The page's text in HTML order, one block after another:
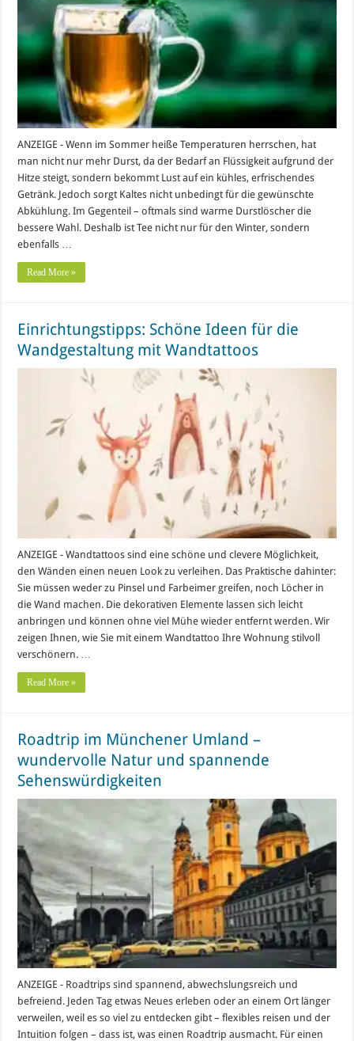
ANZEIGE - Wenn im Sommer heiße Temperaturen herrschen, hat
man nicht nur mehr Durst, da der Bedarf an Flüssigkeit aufgrund der
Hitze steigt, sondern bekommt Lust auf ein kühles, erfrischendes
Getränk. Jedoch sorgt Kaltes nicht unbedingt für die gewünschte
Abkühlung. Im Gegenteil – oftmals sind warme Durstlöscher die
bessere Wahl. Deshalb ist Tee nicht nur für den Winter, sondern
ebenfalls …
Read More »
Einrichtungstipps: Schöne Ideen für die
Wandgestaltung mit Wandtattoos
ANZEIGE - Wandtattoos sind eine schöne und clevere Möglichkeit,
den Wänden einen neuen Look zu verleihen. Das Praktische dahinter:
Sie müssen weder zu Pinsel und Farbeimer greifen, noch Löcher in
die Wand machen. Die dekorativen Elemente lassen sich leicht
anbringen und können ohne viel Mühe wieder entfernt werden. Wir
zeigen Ihnen, wie Sie mit einem Wandtattoo Ihre Wohnung stilvoll
verschönern. …
Read More »
Roadtrip im Münchener Umland –
wundervolle Natur und spannende
Sehenswürdigkeiten
ANZEIGE - Roadtrips sind spannend, abwechslungsreich und
befreiend. Jeden Tag etwas Neues erleben oder an einem Ort länger
verweilen, weil es so viel zu entdecken gibt – flexibles reisen und der
Intuition folgen – dass ist, was einen Roadtrip ausmacht. Für einen